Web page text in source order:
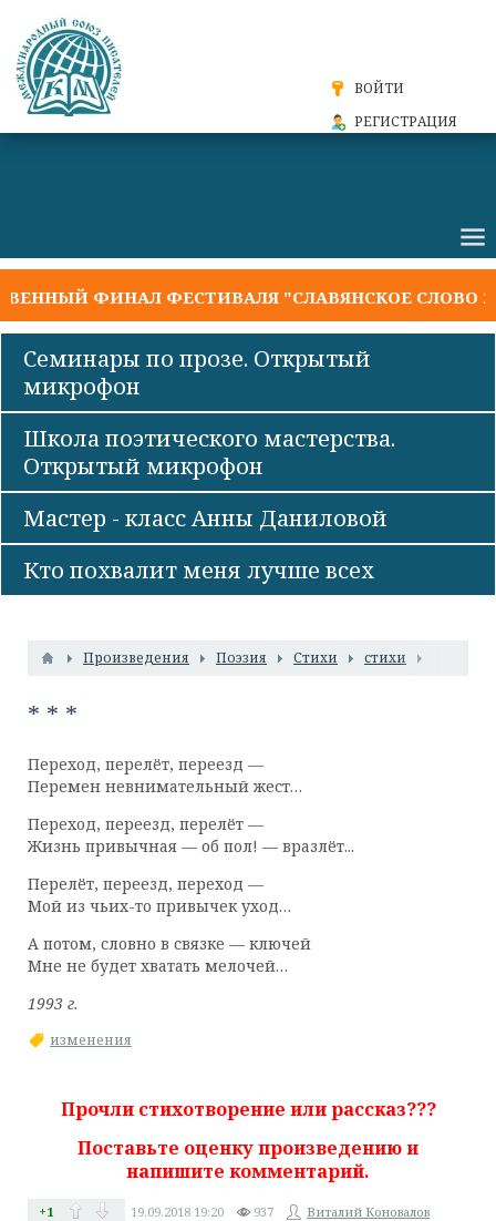
ВОЙТИ
РЕГИСТРАЦИЯ
ФИНАЛ ФЕСТИВАЛЯ "СЛАВЯНСКОЕ СЛОВО
Семинары по прозе. Открытый
микрофон
Школа поэтического мастерства.
Открытый микрофон
Мастер - класс Анны Даниловой
Кто похвалит меня лучше всех
Произведения Поэзия Стихи стихи
* * *
Переход, перелёт, переезд —
Перемен невнимательный жест…
Переход, переезд, перелёт —
Жизнь привычная — об пол! — вразлёт...
Перелёт, переезд, переход —
Мой из чьих-то привычек уход…
А потом, словно в связке — ключей
Мне не будет хватать мелочей…
1993 г.
изменения
Прочли стихотворение или рассказ???
Поставьте оценку произведению и
напишите комментарий.
+1 19.09.2018 19:20 937
Виталий Коновалов